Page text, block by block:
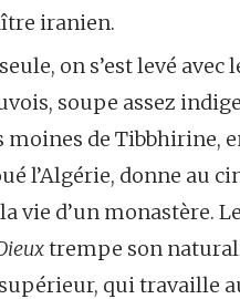
iranien.
on s’est levé avec
soupe assez
moines de Tibbhirine,
l’Algérie, donne au
vie d’un monastère.
trempe son
qui travaille